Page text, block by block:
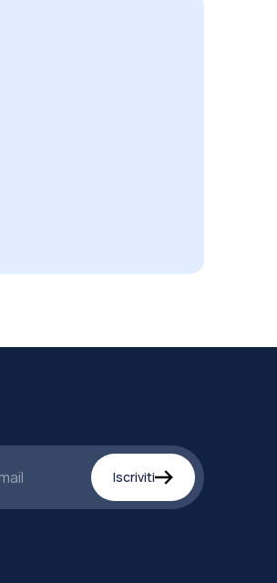
Iscriviti